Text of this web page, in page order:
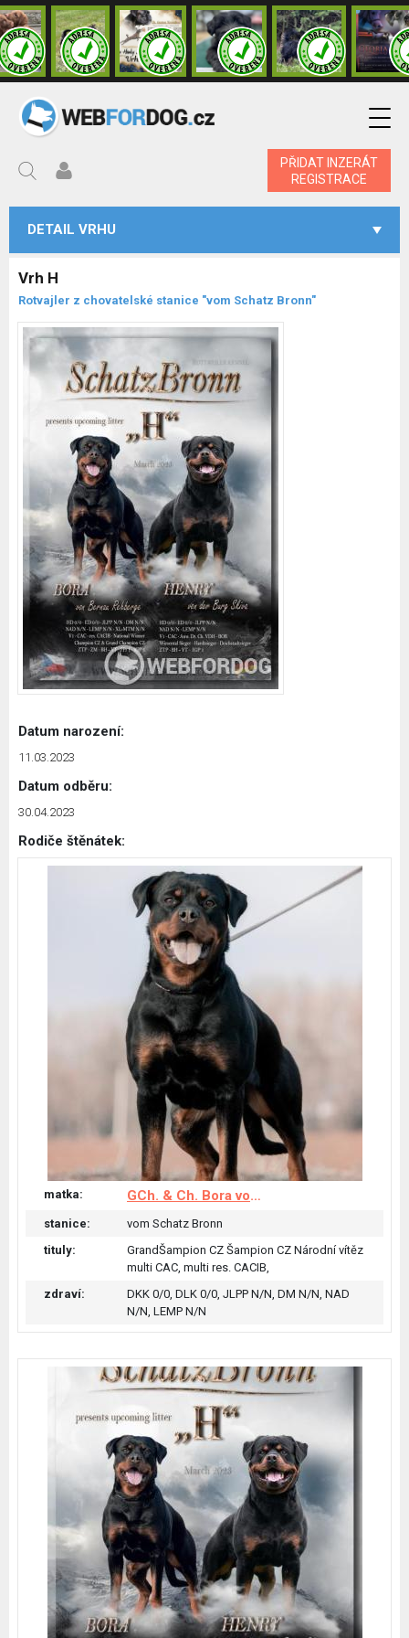
PŘIDAT INZERÁT
REGISTRACE
DETAIL VRHU
Vrh H
Rotvajler z chovatelské stanice "vom Schatz Bronn"
Datum narození:
11.03.2023
Datum odběru:
30.04.2023
Rodiče štěnátek:
matka: GCh. & Ch. Bora von Bernau Rehberge
stanice:
vom Schatz Bronn
tituly:
GrandŠampion CZ Šampion CZ Národní vítěz
multi CAC, multi res. CACIB,
zdraví:
DKK 0/0, DLK 0/0, JLPP N/N, DM N/N, NAD
N/N, LEMP N/N